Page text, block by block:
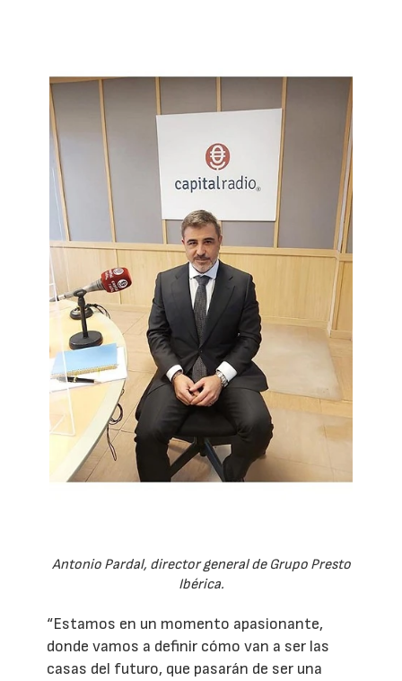
Antonio Pardal, director general de Grupo Presto
Ibérica.
“Estamos en un momento apasionante,
donde vamos a definir cómo van a ser las
casas del futuro, que pasarán de ser una